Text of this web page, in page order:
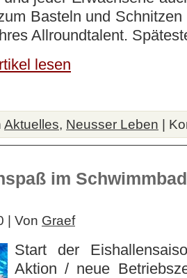
Basteln und
Allroundtalent.
lesen
Aktuelles, Neusser Leben |
im
| Von Graef
Start der
Aktion / neue